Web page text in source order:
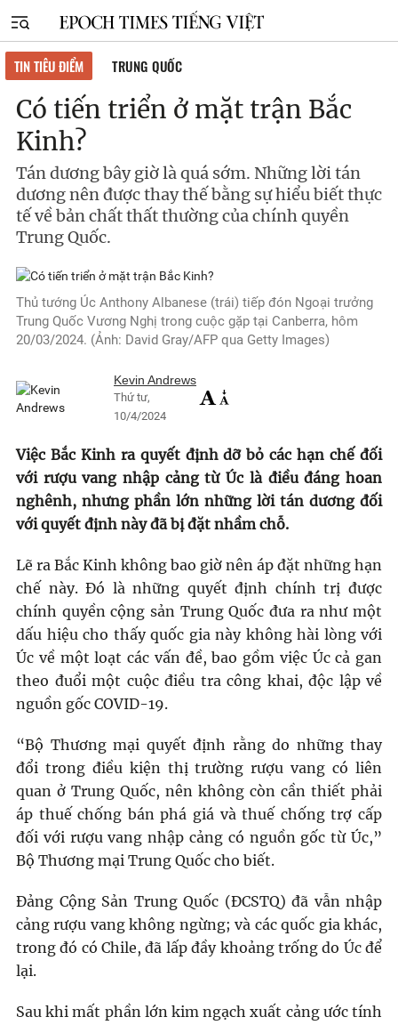
TIN TIÊU ĐIỂM TRUNG QUỐC
Có tiến triển ở mặt trận Bắc
Kinh?
Tán dương bây giờ là quá sớm. Những lời tán
dương nên được thay thế bằng sự hiểu biết thực
tế về bản chất thất thường của chính quyền
Trung Quốc.
Thủ tướng Úc Anthony Albanese (trái) tiếp đón Ngoại trưởng
Trung Quốc Vương Nghị trong cuộc gặp tại Canberra, hôm
20/03/2024. (Ảnh: David Gray/AFP qua Getty Images)
Kevin Andrews
Thứ tư,
10/4/2024
Việc Bắc Kinh ra quyết định dỡ bỏ các hạn chế đối
với rượu vang nhập cảng từ Úc là điều đáng hoan
nghênh, nhưng phần lớn những lời tán dương đối
với quyết định này đã bị đặt nhầm chỗ.
Lẽ ra Bắc Kinh không bao giờ nên áp đặt những hạn
chế này. Đó là những quyết định chính trị được
chính quyền cộng sản Trung Quốc đưa ra như một
dấu hiệu cho thấy quốc gia này không hài lòng với
Úc về một loạt các vấn đề, bao gồm việc Úc cả gan
theo đuổi một cuộc điều tra công khai, độc lập về
nguồn gốc COVID-19.
“Bộ Thương mại quyết định rằng do những thay
đổi trong điều kiện thị trường rượu vang có liên
quan ở Trung Quốc, nên không còn cần thiết phải
áp thuế chống bán phá giá và thuế chống trợ cấp
đối với rượu vang nhập cảng có nguồn gốc từ Úc,”
Bộ Thương mại Trung Quốc cho biết.
Đảng Cộng Sản Trung Quốc (ĐCSTQ) đã vẫn nhập
cảng rượu vang không ngừng; và các quốc gia khác,
trong đó có Chile, đã lấp đầy khoảng trống do Úc để
lại.
Sau khi mất phần lớn kim ngạch xuất cảng ước tính